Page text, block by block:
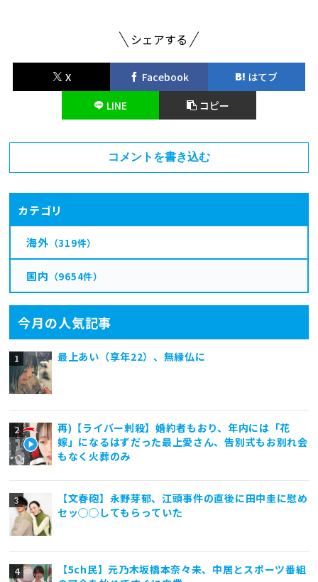
シェアする
X Facebook
はてブ
LINE
コピー
コメントを書き込む
カテゴリ
海外 （319件）
国内 （9654件）
今月の人気記事
最上あい（享年22）、無縁仏に
再)【ライバー刺殺】婚約者もおり、年内には「花
嫁」になるはずだった最上愛さん、告別式もお別れ会
もなく火葬のみ
【文春砲】永野芽郁、江頭事件の直後に田中圭に慰め
セッ◯◯してもらっていた
【5ch民】元乃木坂橋本奈々未、中居とスポーツ番組